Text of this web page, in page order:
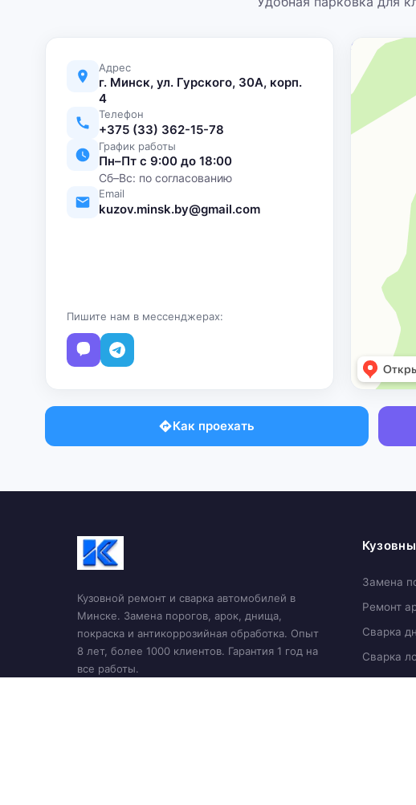
Адрес
г. Минск, ул. Гурского, 30А, корп.
4
Телефон
+375 (33) 362-15-78
График работы
Пн–Пт с 9:00 до 18:00
Сб–Вс: по согласованию
Email
kuzov.minsk.by@gmail.com
Пишите нам в мессенджерах:
Как проехать
Кузовной ремонт и сварка автомобилей в
Минске. Замена порогов, арок, днища,
покраска и антикоррозийная обработка. Опыт
8 лет, более 1000 клиентов. Гарантия 1 год на
все работы.
Замена
Ремонт
Сварка
Сварка